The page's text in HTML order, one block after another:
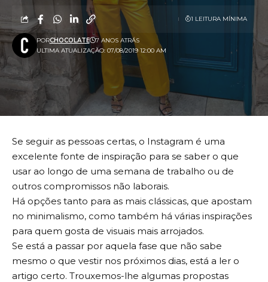
ULTIMA ATUALIZAÇÃO: 07/08/2019 12:00 AM
PORCHOCOLATE 7 ANOS ATRÁS
1 LEITURA MÍNIMA
Se seguir as pessoas certas, o Instagram é uma
excelente fonte de inspiração para se saber o que
usar ao longo de uma semana de trabalho ou de
outros compromissos não laborais.
Há opções tanto para as mais clássicas, que apostam
no minimalismo, como também há várias inspirações
para quem gosta de visuais mais arrojados.
Se está a passar por aquela fase que não sabe
mesmo o que vestir nos próximos dias, está a ler o
artigo certo. Trouxemos-lhe algumas propostas